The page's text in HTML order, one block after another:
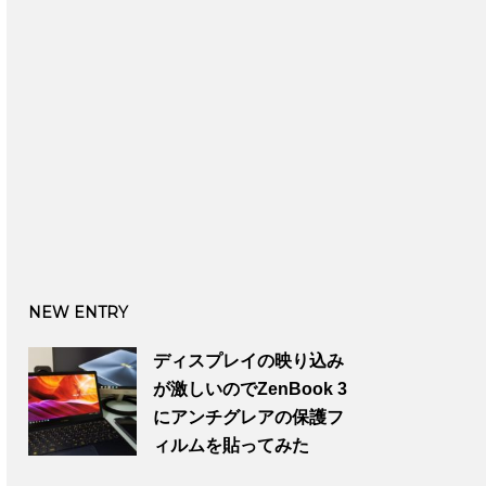
NEW ENTRY
ディスプレイの映り込み
が激しいのでZenBook 3
にアンチグレアの保護フ
ィルムを貼ってみた